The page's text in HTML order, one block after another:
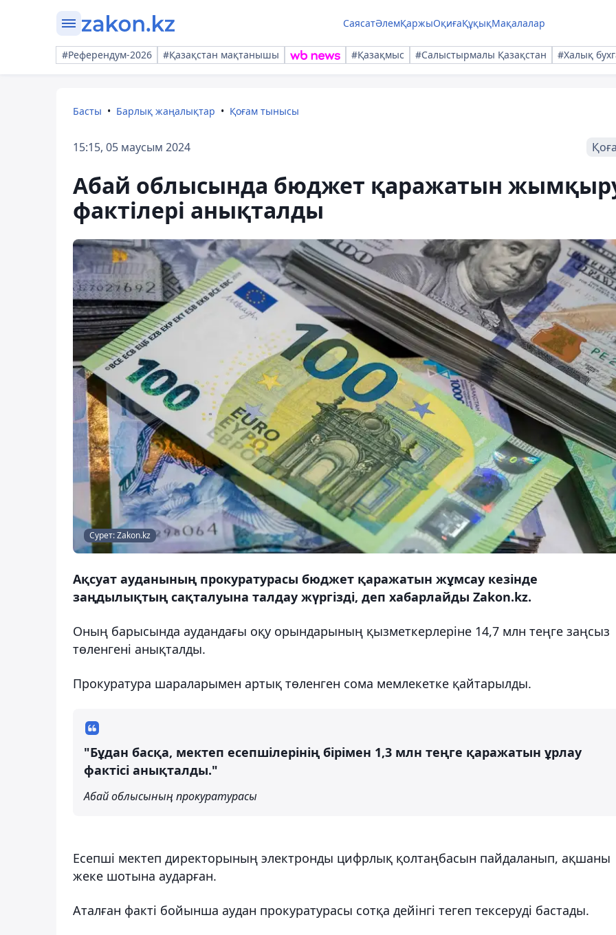
СаясатӘлемҚаржыОқиғаҚұқықМақалалар
#Референдум-2026 #Қазақстан мақтанышы #Қазақмыс #Салыстырмалы Қазақстан #Халық
Басты Барлық жаңалықтар Қоғам тынысы
15:15, 05 маусым 2024
Абай облысында бюджет қаражатын
фактілері анықталды
Сурет: Zakon.kz
Ақсуат ауданының прокуратурасы бюджет қаражатын жұмсау кезінде
заңдылықтың сақталуына талдау жүргізді, деп хабарлайды Zakon.kz.
Оның барысында аудандағы оқу орындарының қызметкерлеріне 14,7 млн теңге заңсыз
төленгені анықталды.
Прокуратура шараларымен артық төленген сома мемлекетке қайтарылды.
"Бұдан басқа, мектеп есепшілерінің бірімен 1,3 млн теңге қаражатын ұрлау
фактісі анықталды."
Абай облысының прокуратурасы
Есепші мектеп директорының электронды цифрлық қолтаңбасын пайдаланып, ақшаны
жеке шотына аударған.
Аталған факті бойынша аудан прокуратурасы сотқа дейінгі тегеп тексеруді бастады.